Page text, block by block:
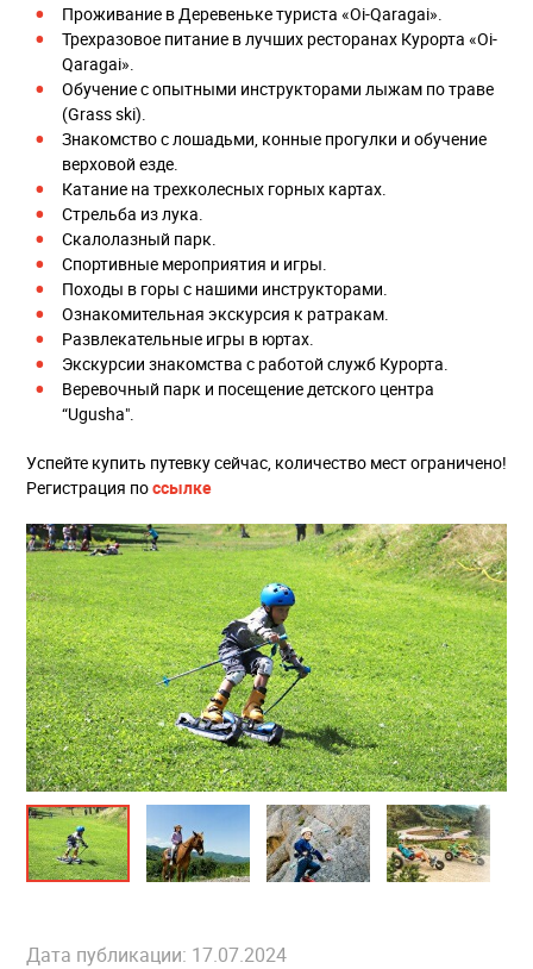
Проживание в Деревеньке туриста «Oi-Qaragai».
Трехразовое питание в лучших ресторанах Курорта «Oi-
Qaragai».
Обучение с опытными инструкторами лыжам по траве
(Grass ski).
Знакомство с лошадьми, конные прогулки и обучение
верховой езде.
Катание на трехколесных горных картах.
Стрельба из лука.
Скалолазный парк.
Спортивные мероприятия и игры.
Походы в горы с нашими инструкторами.
Ознакомительная экскурсия к ратракам.
Развлекательные игры в юртах.
Экскурсии знакомства с работой служб Курорта.
Веревочный парк и посещение детского центра
“Ugusha".
Успейте купить путевку сейчас, количество мест ограничено!
Регистрация поссылке
Дата публикации: 17.07.2024